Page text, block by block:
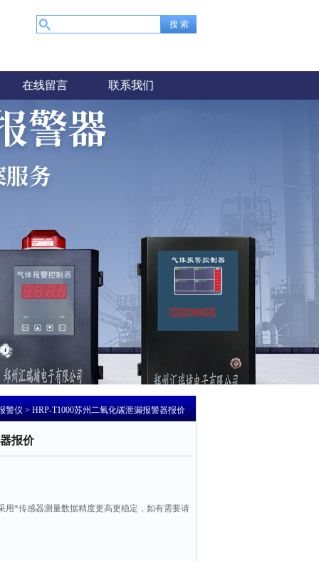
在线留言 联系我们
警仪> HRP-T1000苏州二氧化碳泄漏报警器报价
报价
用*传感器测量数据精度更高更稳定，如有需要请